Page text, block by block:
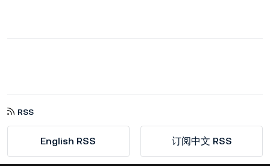
RSS
English RSS 订阅中文 RSS